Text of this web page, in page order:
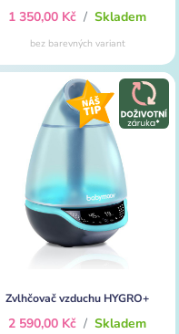
1 350,00 Kč / Skladem
bez barevných variant
Zvlhčovač vzduchu HYGRO+
2 590,00 Kč / Skladem